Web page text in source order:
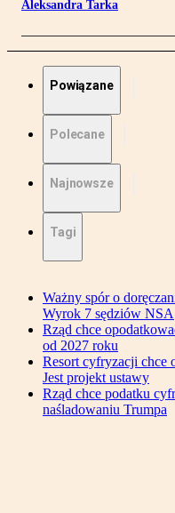
Aleksandra Tarka
Powiązane
Polecane
Najnowsze
Tagi
Ważny spór o
Wyrok 7 sędziów NSA
Rząd chce
od 2027 roku
Resort cyfryzacji chce
Jest projekt ustawy
Rząd chce podatku
naśladowaniu Trumpa